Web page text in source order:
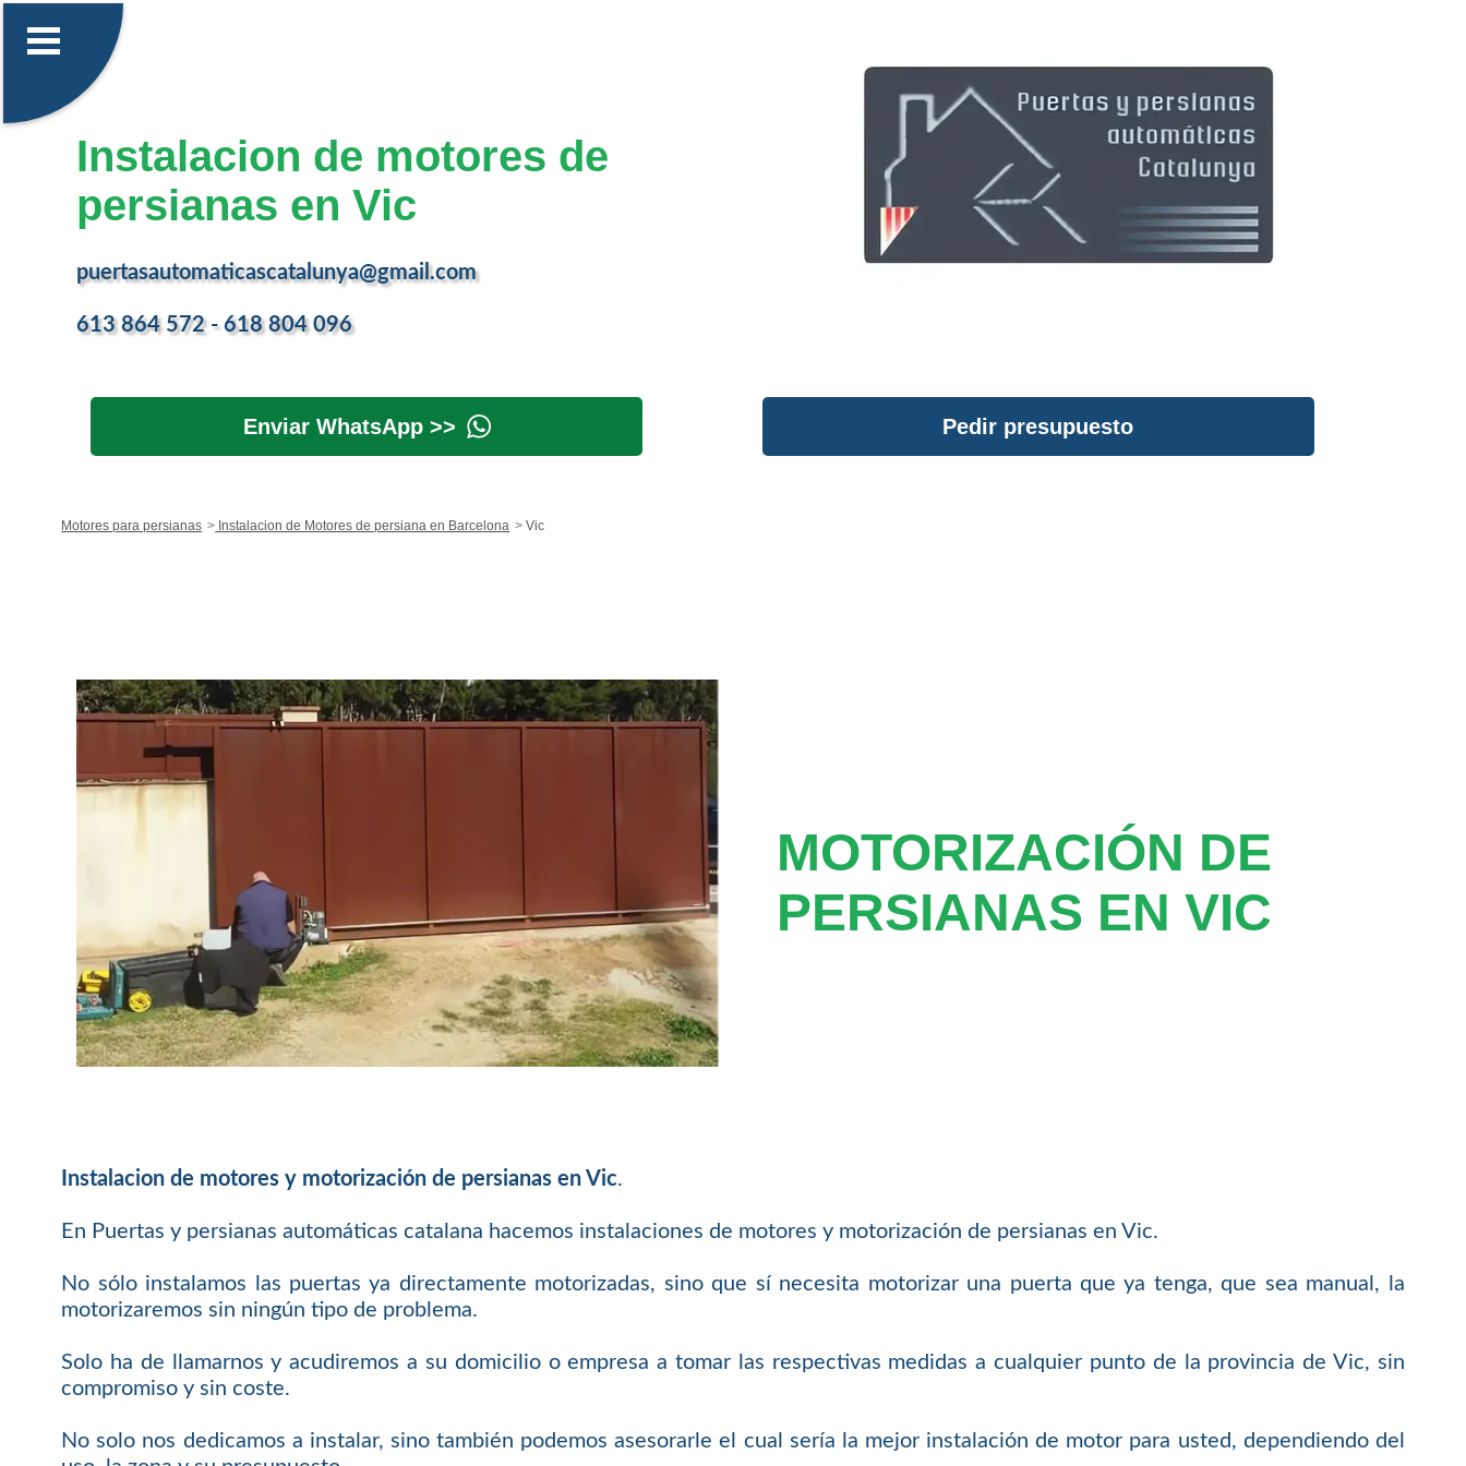
Instalacion de motores de
persianas en Vic
puertasautomaticascatalunya@gmail.com
613 864 572 - 618 804 096
Enviar WhatsApp >> Pedir presupuesto
Motores para persianas Instalacion de Motores de persiana en Barcelona Vic
MOTORIZACIÓN DE
PERSIANAS EN VIC
Instalacion de motores y motorización de persianas en Vic.
En Puertas y persianas automáticas catalana hacemos instalaciones de motores y motorización de persianas en Vic.
No sólo instalamos las puertas ya directamente motorizadas, sino que sí necesita motorizar una puerta que ya tenga, que sea manual, la
motorizaremos sin ningún tipo de problema.
Solo ha de llamarnos y acudiremos a su domicilio o empresa a tomar las respectivas medidas a cualquier punto de la provincia de Vic, sin
compromiso y sin coste.
No solo nos dedicamos a instalar, sino también podemos asesorarle el cual sería la mejor instalación de motor para usted, dependiendo del